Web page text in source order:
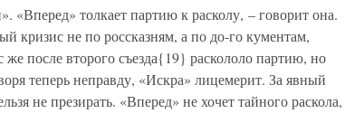
«Вперед» толкает партию к расколу, – говорит она.
кризис не по россказням, а по до-го кументам,
после второго съезда{19} раскололо партию, но
теперь неправду, «Искра» лицемерит. За явный
не презирать. «Вперед» не хочет тайного раскола,